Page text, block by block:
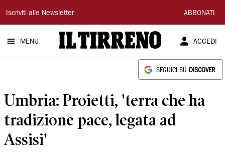
Il
Tirreno
Iscriviti alle Newsletter ABBONATI
MENU ACCEDI
SEGUICI SU DISCOVER
Umbria: Proietti, 'terra che ha
tradizione pace, legata ad
Assisi'